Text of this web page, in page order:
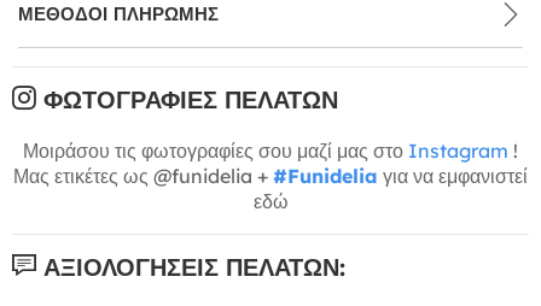
ΜΕΘΌΔΟΙ ΠΛΗΡΩΜΉΣ
ΦΩΤΟΓΡΑΦΊΕΣ ΠΕΛΑΤΏΝ
Μοιράσου τις φωτογραφίες σου μαζί μας στο Instagram !
Μας ετικέτες ως @funidelia + #Funidelia για να εμφανιστεί
εδώ
ΑΞΙΟΛΟΓΉΣΕΙΣ ΠΕΛΑΤΏΝ: